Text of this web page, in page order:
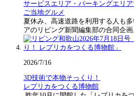
サービスエリア・パーキングエリ
ご当地グルメ
夏休み、高速道路を利用する人も
アのリビング新聞編集部の合同企
2026/7/16
3D技術で本物そっくり！
レプリカをつくる博物館